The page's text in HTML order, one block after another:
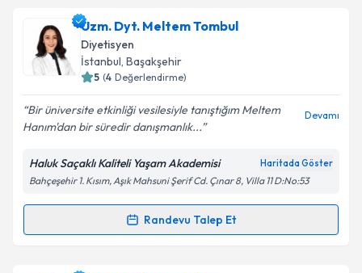
Takvim Talebini Gönder
Dyt. Nur Yıldıziçin randevu takvimi talebi oluşturun.
Size bu uzmandan randevu almanız için bir takvim
hazırlandığında e-posta ile bilgilendireceğiz.
Kişisel verilerimin işlenmesine ilişkin
Aydınlatma
Metni'ni okudum ve kişisel verilerimin belirtilen
kapsamda işlenmesini kabul ediyorum.
Uzm. Dyt. Meltem Tombul
Diyetisyen
İstanbul, Başakşehir
5 (4 Değerlendirme)
Bir üniversite etkinliği vesilesiyle tanıştığım Meltem
Hanım'dan bir süredir danışmanlık...
Devamı
Haluk Saçaklı Kaliteli Yaşam Akademisi Haritada Göster
Bahçeşehir 1. Kısım, Aşık Mahsuni Şerif Cd. Çınar 8, Villa 11 D:No:53
Randevu Talep Et
Randevu Takvimi Talebi